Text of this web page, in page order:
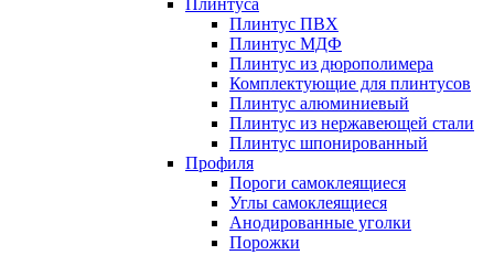
Плинтуса
Плинтус ПВХ
Плинтус МДФ
Плинтус из дюрополимера
Комплектующие для плинтусов
Плинтус алюминиевый
Плинтус из нержавеющей стали
Плинтус шпонированный
Профиля
Пороги самоклеящиеся
Углы самоклеящиеся
Анодированные уголки
Порожки